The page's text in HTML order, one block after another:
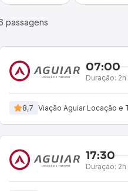
passagens
07:00
Duração:
8,7 Viação Aguiar Locação e
17:30
Duração: